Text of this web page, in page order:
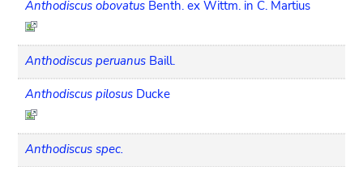
Anthodiscus obovatus Benth. ex Wittm. in C. Martius
Anthodiscus peruanus Baill.
Anthodiscus pilosus Ducke
Anthodiscus spec.